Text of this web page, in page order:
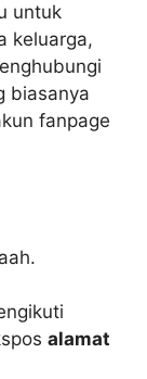
untuk
keluarga,
biasanya
fanpage
alamat